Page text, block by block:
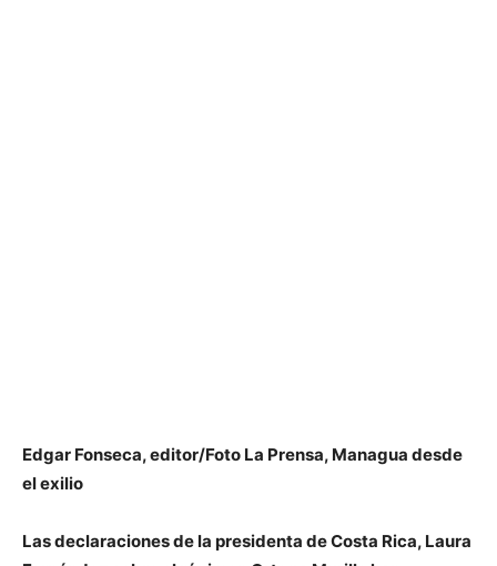
Edgar Fonseca, editor/Foto La Prensa, Managua desde
el exilio
Las declaraciones de la presidenta de Costa Rica, Laura